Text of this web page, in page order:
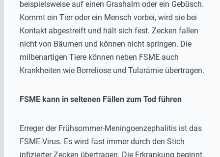
beispielsweise auf einen Grashalm oder ein Gebüsch.
Kommt ein Tier oder ein Mensch vorbei, wird sie bei
Kontakt abgestreift und hält sich fest. Zecken fallen
nicht von Bäumen und können nicht springen. Die
milbenartigen Tiere können neben FSME auch
Krankheiten wie Borreliose und Tularämie übertragen.
FSME kann in seltenen Fällen zum Tod führen
Erreger der Frühsommer-Meningoenzephalitis ist das
FSME-Virus. Es wird fast immer durch den Stich
infizierter Zecken übertragen. Die Erkrankung beginnt